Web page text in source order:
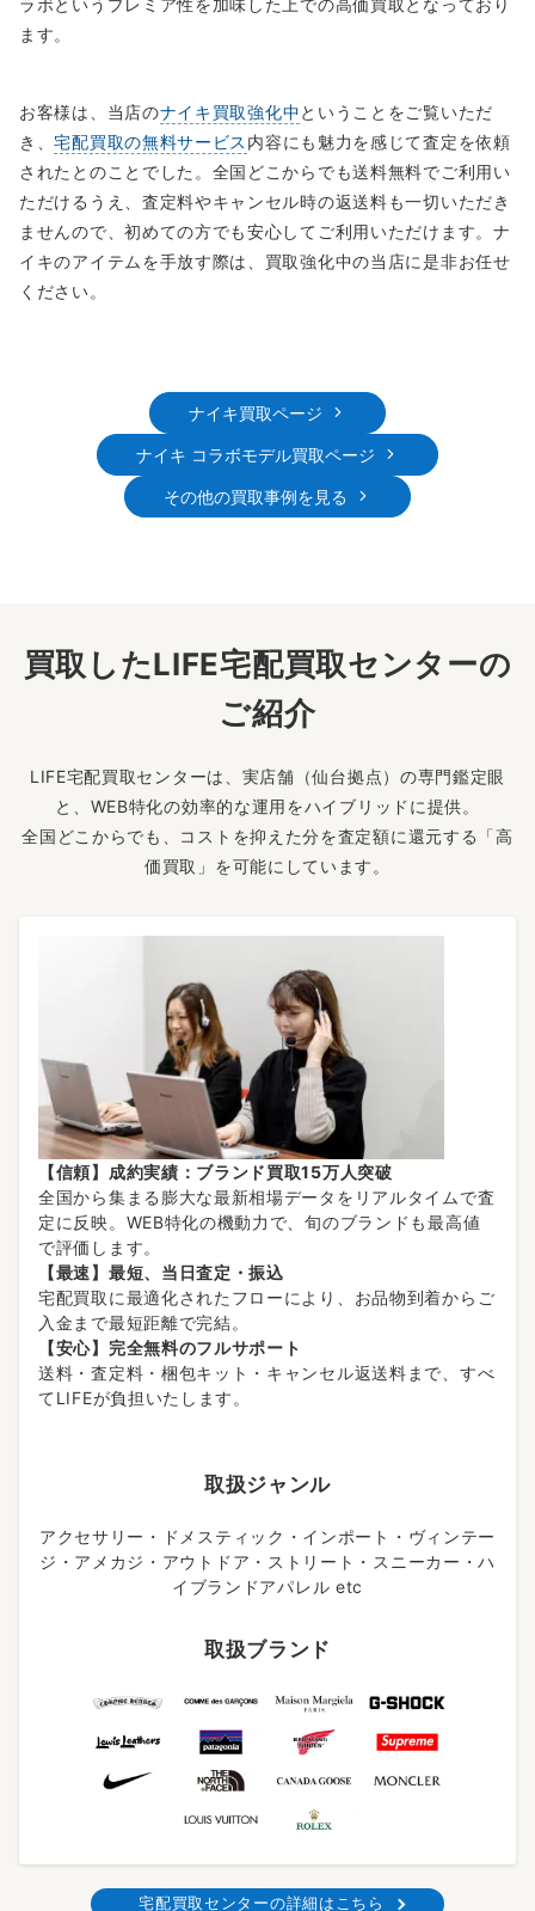
ラボというプレミア性を加味した上での高価買取となっており
ます。
お客様は、当店のナイキ買取強化中ということをご覧いただ
き、宅配買取の無料サービス 内容にも魅力を感じて査定を依頼
されたとのことでした。全国どこからでも送料無料でご利用い
ただけるうえ、査定料やキャンセル時の返送料も一切いただき
ませんので、初めての方でも安心してご利用いただけます。ナ
イキのアイテムを手放す際は、買取強化中の当店に是非お任せ
ください。
ナイキ買取ページ
ナイキ コラボモデル買取ページ
その他の買取事例を見る
買取したLIFE宅配買取センターの
ご紹介
LIFE宅配買取センターは、実店舗（仙台拠点）の専門鑑定眼
と、WEB特化の効率的な運用をハイブリッドに提供。
全国どこからでも、コストを抑えた分を査定額に還元する「高
価買取」を可能にしています。
【信頼】成約実績：ブランド買取15万人突破
全国から集まる膨大な最新相場データをリアルタイムで査
定に反映。WEB特化の機動力で、旬のブランドも最高値
で評価します。
【最速】最短、当日査定・振込
宅配買取に最適化されたフローにより、お品物到着からご
入金まで最短距離で完結。
【安心】完全無料のフルサポート
送料・査定料・梱包キット・キャンセル返送料まで、すべ
てLIFEが負担いたします。
取扱ジャンル
アクセサリー・ドメスティック・インポート・ヴィンテー
ジ・アメカジ・アウトドア・ストリート・スニーカー・ハ
イブランドアパレル etc
取扱ブランド
宅配買取センターの詳細はこちら